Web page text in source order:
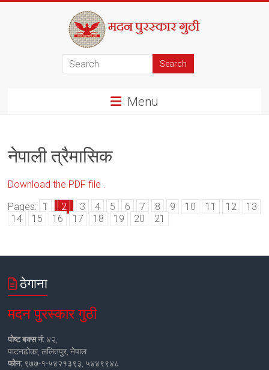
Menu
नेपाली त्रैमासिक
Download the PDF file .
Pages: 1 2 3 4 5 6 7 8 9 10 11 12
13
14
15 16 17 18 19 20 21
ठेगाना
मदन पुरस्कार गुठी
पोष्ट बक्स नं: ४२,
पाटनढोका, ललितपुर, नेपाल
फोन: ९७७-१-५४२१३९३, ५४४९९४८